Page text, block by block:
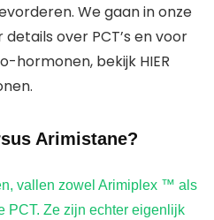
We gaan in onze
details over PCT’s en voor
hormonen, bekijk HIER
Arimistane?
vallen zowel Arimiplex ™ als
PCT. Ze zijn echter eigenlijk